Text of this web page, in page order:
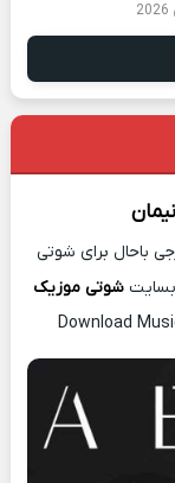
باحال برای شوتی
شوتی موزیک
Download